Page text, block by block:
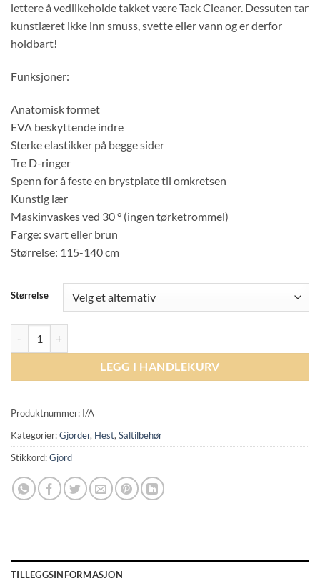
lettere å vedlikeholde takket være Tack Cleaner. Dessuten tar
kunstlæret ikke inn smuss, svette eller vann og er derfor
holdbart!
Funksjoner:
Anatomisk formet
EVA beskyttende indre
Sterke elastikker på begge sider
Tre D-ringer
Spenn for å feste en brystplate til omkretsen
Kunstig lær
Maskinvaskes ved 30 ° (ingen tørketrommel)
Farge: svart eller brun
Størrelse: 115-140 cm
Størrelse
LEGG I HANDLEKURV
Produktnummer: I/A
Kategorier:Gjorder, Hest, Saltilbehør
Stikkord:Gjord
TILLEGGSINFORMASJON